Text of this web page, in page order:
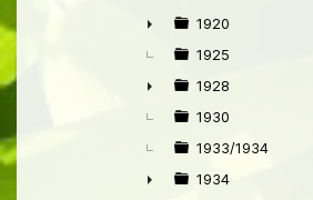
►
►
1920
1925
►
1928
1930
1933/1934
1934